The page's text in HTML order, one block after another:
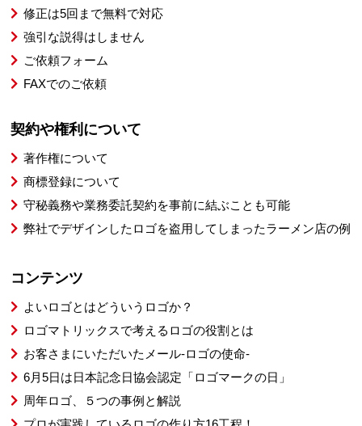
修正は5回まで無料で対応
強引な説得はしません
ご依頼フォーム
FAXでのご依頼
契約や権利について
著作権について
商標登録について
守秘義務や業務委託契約を事前に結ぶことも可能
弊社でデザインしたロゴを盗用してしまったラーメン店の例
コンテンツ
よいロゴとはどういうロゴか？
ロゴマトリックスで考えるロゴの役割とは
お客さまにいただいたメール-ロゴの使命-
6月5日は日本記念日協会認定「ロゴマークの日」
周年ロゴ、５つの事例と解説